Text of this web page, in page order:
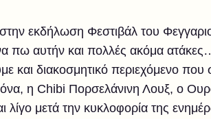
εκδήλωση Φεστιβάλ του
πω αυτήν και πολλές ακόμα ατάκες…
και διακοσμητικό περιεχόμενο που
η Chibi Πορσελάνινη Λουξ, ο
λίγο μετά την κυκλοφορία της